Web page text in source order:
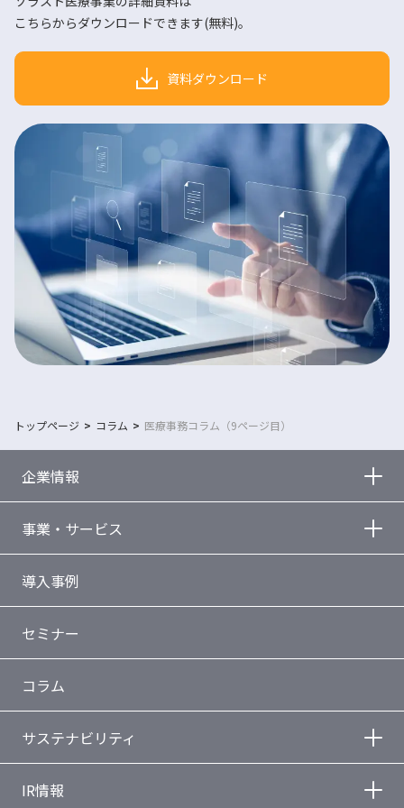
こちらからダウンロードできます(無料)。
資料ダウンロード
トップページ コラム 医療事務コラム（9ページ目）
企業情報
事業・サービス
導入事例
セミナー
コラム
サステナビリティ
IR情報